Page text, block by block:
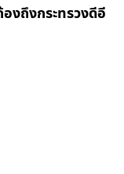
งถึงกระทรวงดีอี